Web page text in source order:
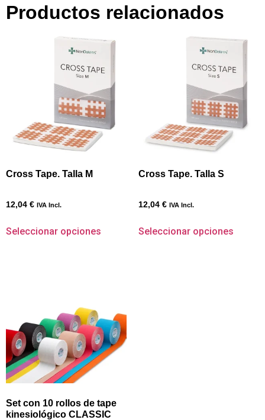
Productos relacionados
Cross Tape. Talla M
12,04 € IVA Incl.
Seleccionar opciones
Cross Tape. Talla S
12,04 € IVA Incl.
Seleccionar opciones
Set con 10 rollos de tape
kinesiológico CLASSIC